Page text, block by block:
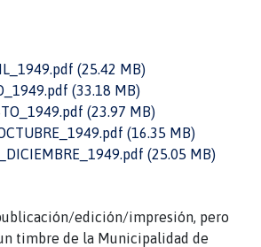
(25.42 MB)
(33.18 MB)
(23.97 MB)
(16.35 MB)
(25.05 MB)
edición/impresión, pero
timbre de la Municipalidad de